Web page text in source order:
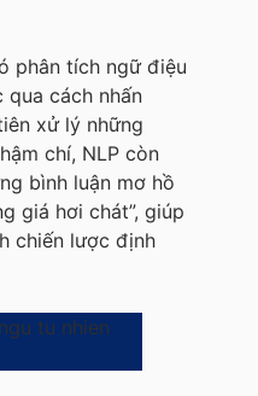
phân tích ngữ điệu
cách nhấn
xử lý những
chí, NLP còn
bình luận mơ hồ
giá hơi chát”, giúp
chiến lược định